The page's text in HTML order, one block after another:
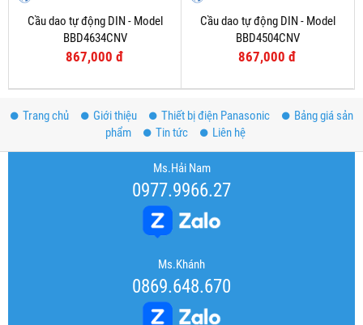
Cầu dao tự động DIN - Model
BBD4634CNV
867,000 đ
Cầu dao tự động DIN - Model
BBD4504CNV
867,000 đ
Trang chủ Giới thiệu Thiết bị điện Panasonic
Bảng giá sản
phẩm
Tin tức Liên hệ
Ms.Hải Nam
0977.9966.27
Ms.Khánh
0869.648.670